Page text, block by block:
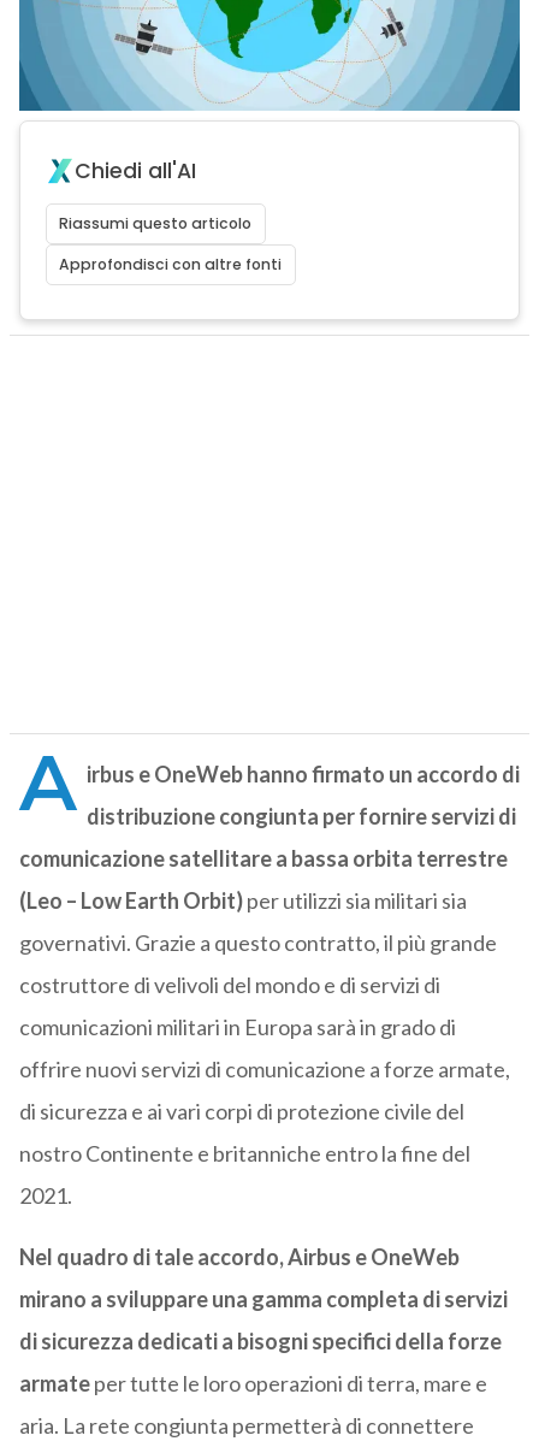
Chiedi all'AI
Riassumi questo articolo
Approfondisci con altre fonti
A irbus e OneWeb hanno firmato un accordo di
distribuzione congiunta per fornire servizi di
comunicazione satellitare a bassa orbita terrestre
(Leo – Low Earth Orbit)per utilizzi sia militari sia
governativi. Grazie a questo contratto, il più grande
costruttore di velivoli del mondo e di servizi di
comunicazioni militari in Europa sarà in grado di
offrire nuovi servizi di comunicazione a forze armate,
di sicurezza e ai vari corpi di protezione civile del
nostro Continente e britanniche entro la fine del
2021.
Nel quadro di tale accordo, Airbus e OneWeb
mirano a sviluppare una gamma completa di servizi
di sicurezza dedicati a bisogni specifici della forze
armateper tutte le loro operazioni di terra, mare e
aria. La rete congiunta permetterà di connettere